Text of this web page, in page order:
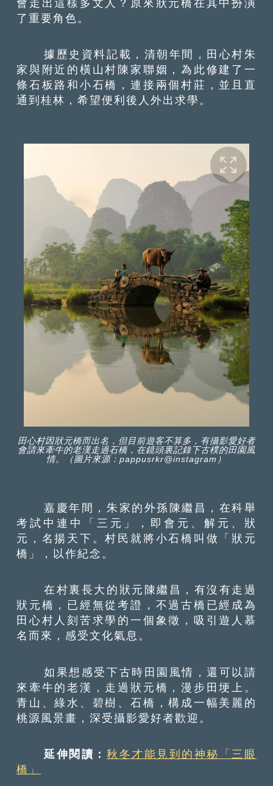
會走出這樣多文人？原來狀元橋在其中扮演
了重要角色。
據歷史資料記載，清朝年間，田心村朱
家與附近的橫山村陳家聯姻，為此修建了一
條石板路和小石橋，連接兩個村莊，並且直
通到桂林，希望便利後人外出求學。
田心村因狀元橋而出名，但目前遊客不算多，有攝影愛好者
會請來牽牛的老漢走過石橋，在鏡頭裏記錄下古樸的田園風
情。（圖片來源：pappusrkr@instagram）
嘉慶年間，朱家的外孫陳繼昌，在科舉
考試中連中「三元」，即會元、解元、狀
元，名揚天下。村民就將小石橋叫做「狀元
橋」，以作紀念。
在村裏長大的狀元陳繼昌，有沒有走過
狀元橋，已經無從考證，不過古橋已經成為
田心村人刻苦求學的一個象徵，吸引遊人慕
名而來，感受文化氣息。
如果想感受下古時田園風情，還可以請
來牽牛的老漢，走過狀元橋，漫步田埂上。
青山、綠水、碧樹、石橋，構成一幅美麗的
桃源風景畫，深受攝影愛好者歡迎。
延伸閱讀： 秋冬才能見到的神秘「三眼
橋」